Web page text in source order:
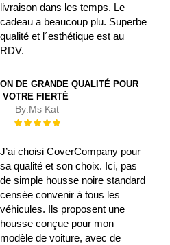
livraison dans les temps. Le
cadeau a beaucoup plu. Superbe
qualité et l´esthétique est au
RDV.
DE GRANDE QUALITÉ POUR
VOTRE FIERTÉ
By:Ms Kat
Évaluation :
J’ai choisi CoverCompany pour
sa qualité et son choix. Ici, pas
de simple housse noire standard
censée convenir à tous les
véhicules. Ils proposent une
housse conçue pour mon
modèle de voiture, avec de